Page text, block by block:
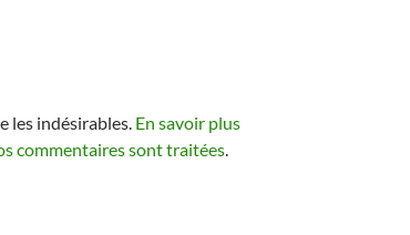
les indésirables. En savoir plus
commentaires sont traitées.